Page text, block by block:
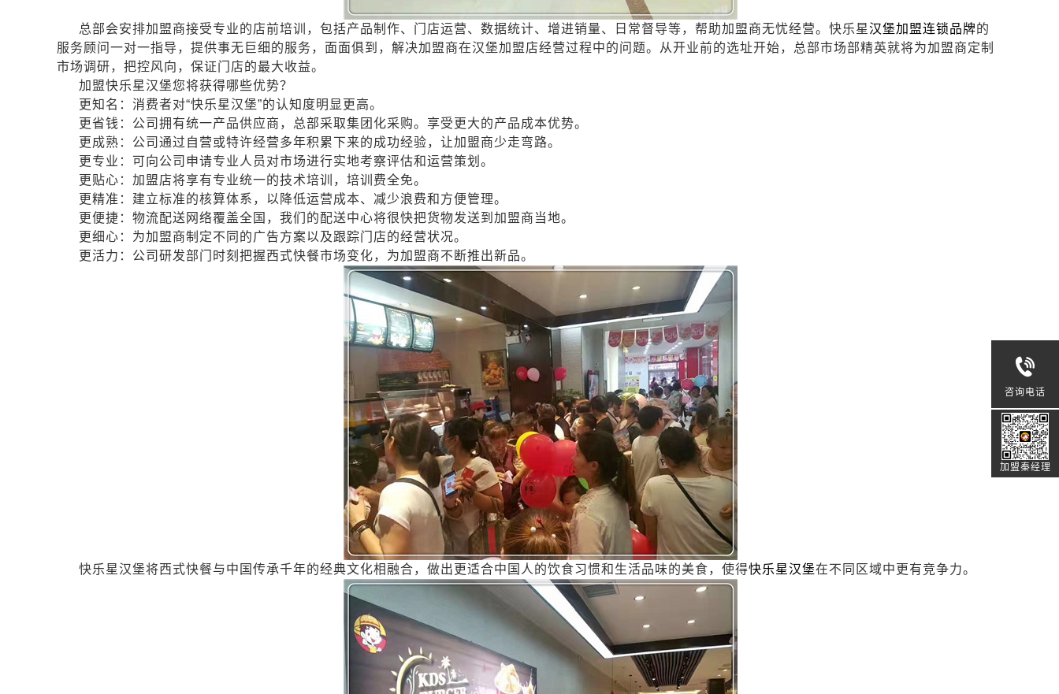
总部会安排加盟商接受专业的店前培训，包括产品制作、门店运营、数据统计、增进销量、日常督导等，帮助加盟商无忧经营。快乐星汉堡加盟连锁品牌的
服务顾问一对一指导，提供事无巨细的服务，面面俱到，解决加盟商在汉堡加盟店经营过程中的问题。从开业前的选址开始，总部市场部精英就将为加盟商定制
市场调研，把控风向，保证门店的最大收益。
加盟快乐星汉堡您将获得哪些优势？
更知名：消费者对“快乐星汉堡”的认知度明显更高。
更省钱：公司拥有统一产品供应商，总部采取集团化采购。享受更大的产品成本优势。
更成熟：公司通过自营或特许经营多年积累下来的成功经验，让加盟商少走弯路。
更专业：可向公司申请专业人员对市场进行实地考察评估和运营策划。
更贴心：加盟店将享有专业统一的技术培训，培训费全免。
更精准：建立标准的核算体系，以降低运营成本、减少浪费和方便管理。
更便捷：物流配送网络覆盖全国，我们的配送中心将很快把货物发送到加盟商当地。
更细心：为加盟商制定不同的广告方案以及跟踪门店的经营状况。
更活力：公司研发部门时刻把握西式快餐市场变化，为加盟商不断推出新品。
快乐星汉堡将西式快餐与中国传承千年的经典文化相融合，做出更适合中国人的饮食习惯和生活品味的美食，使得快乐星汉堡在不同区域中更有竞争力。
咨询电话
加盟秦经理